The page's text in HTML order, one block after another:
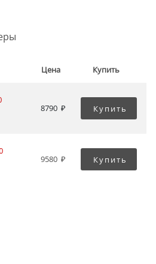
Цена Купить
8790 Купить
9580 Купить